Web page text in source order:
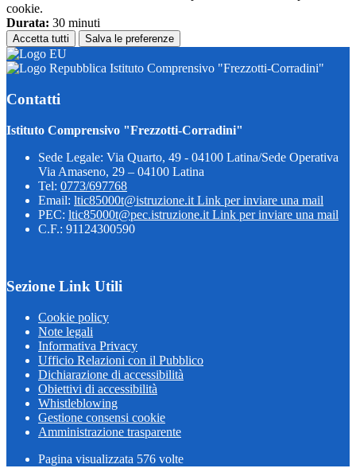
cookie.
Durata: 30 minuti
Accetta tutti Salva le preferenze
Istituto Comprensivo "Frezzotti-Corradini"
Contatti
Istituto Comprensivo "Frezzotti-Corradini"
Sede Legale: Via Quarto, 49 - 04100 Latina/Sede Operativa
Via Amaseno, 29 – 04100 Latina
Tel: 0773/697768
Email: ltic85000t@istruzione.it Link per inviare una mail
PEC: ltic85000t@pec.istruzione.it Link per inviare una mail
C.F.: 91124300590
Sezione Link Utili
Cookie policy
Note legali
Informativa Privacy
Ufficio Relazioni con il Pubblico
Dichiarazione di accessibilità
Obiettivi di accessibilità
Whistleblowing
Gestione consensi cookie
Amministrazione trasparente
Pagina visualizzata 576 volte